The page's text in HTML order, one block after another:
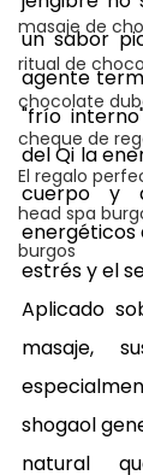
masaje de
ritual de
chocolate
cheque de
El regalo
head spa
burgos
un sabor
agente
"frío
del Qi la
cuerpo y
energéticos
estrés y el
Aplicado
masaje,
shogaol
natural